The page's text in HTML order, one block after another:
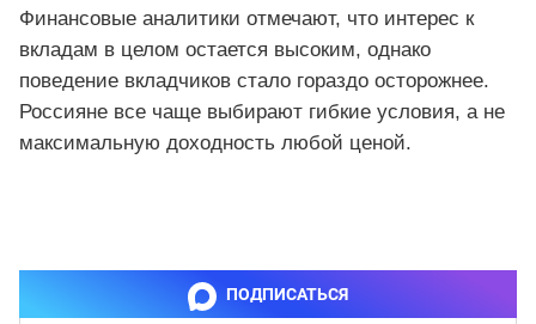
Финансовые аналитики отмечают, что интерес к
вкладам в целом остается высоким, однако
поведение вкладчиков стало гораздо осторожнее.
Россияне все чаще выбирают гибкие условия, а не
максимальную доходность любой ценой.
ПОДПИСАТЬСЯ